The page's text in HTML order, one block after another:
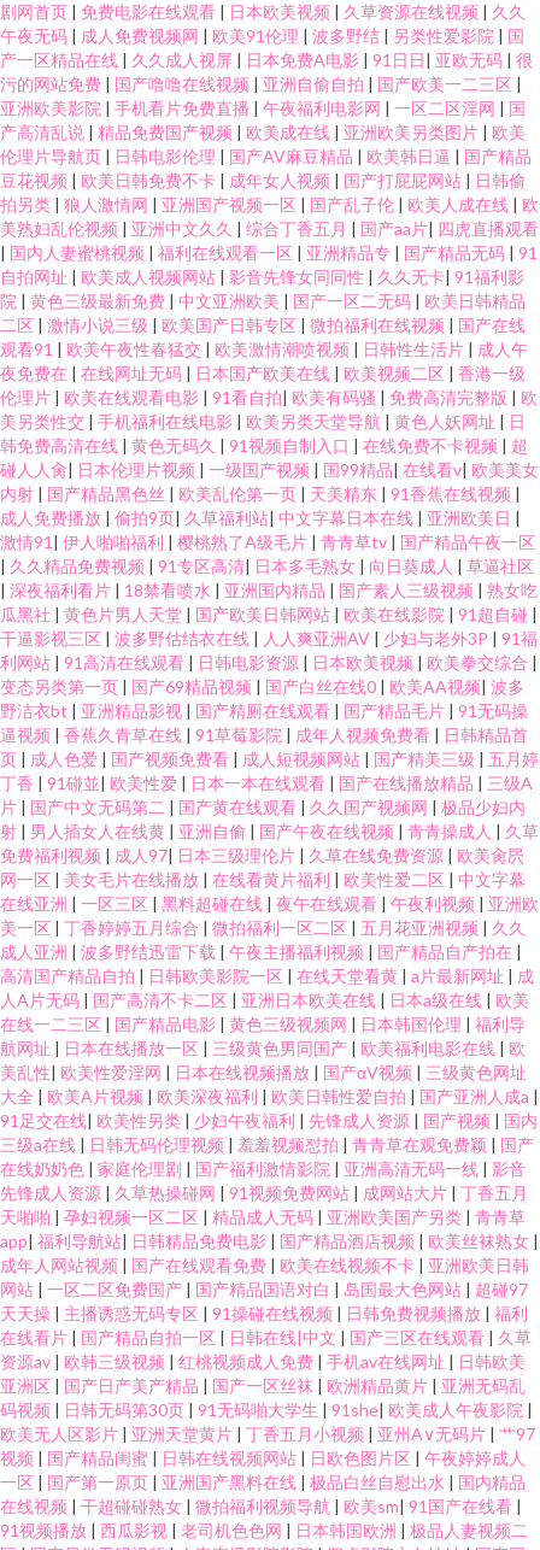
剧网首页 | 免费电影在线观看 | 日本欧美视频 | 久草资源在线视频 | 久久
午夜无码 | 成人免费视频网 | 欧美91伦理 | 波多野结 | 另类性爱影院 | 国
产一区精品在线 | 久久成人视屏 | 日本免费A电影 | 91日日| 亚欧无码 | 很
污的网站免费 | 国产噜噜在线视频 | 亚洲自偷自拍 | 国产欧美一二三区 |
亚洲欧美影院 | 手机看片免费直播 | 午夜福利电影网 | 一区二区淫网 | 国
产高清乱说 | 精品免费国产视频 | 欧美成在线 | 亚洲欧美另类图片 | 欧美
伦理片导航页 | 日韩电影伦理 | 国产AV麻豆精品 | 欧美韩日逼 | 国产精品
豆花视频 | 欧美日韩免费不卡 | 成年女人视频 | 国产打屁屁网站 | 日韩偷
拍另类 | 狼人激情网 | 亚洲国产视频一区 | 国产乱子伦 | 欧美人成在线 | 欧
美熟妇乱伦视频 | 亚洲中文久久 | 综合丁香五月 | 国产aa片| 四虎直播观看
| 国内人妻蜜桃视频 | 福利在线观看一区 | 亚洲精品专 | 国产精品无码 | 91
自拍网址 | 欧美成人视频网站 | 影音先锋女同同性 | 久久无卡| 91福利影
院 | 黄色三级最新免费 | 中文亚洲欧美 | 国产一区二无码 | 欧美日韩精品
二区 | 激情小说三级 | 欧美国产日韩专区 | 微拍福利在线视频 | 国产在线
观看91 | 欧美午夜性春猛交 | 欧美激情潮喷视频 | 日韩性生活片 | 成人午
夜免费在 | 在线网址无码 | 日本国产欧美在线 | 欧美视频二区 | 香港一级
伦理片 | 欧美在线观看电影 | 91看自拍| 欧美有码骚 | 免费高清完整版 | 欧
美另类性交 | 手机福利在线电影 | 欧美另类天堂导航 | 黄色人妖网址 | 日
韩免费高清在线 | 黄色无码久 | 91视频自制入口 | 在线免费不卡视频 | 超
碰人人肏| 日本伦理片视频 | 一级国产视频 | 国99精品| 在线看v| 欧美美女
内射 | 国产精品黑色丝 | 欧美乱伦第一页 | 天美精东 | 91香蕉在线视频 |
成人免费播放 | 偷拍9页| 久草福利站| 中文字幕日本在线 | 亚洲欧美日 |
激情91 | 伊人啪啪福利 | 樱桃熟了A级毛片 | 青青草tv | 国产精品午夜一区
| 久久精品免费视频 | 91专区高清| 日本多毛熟女 | 向日葵成人 | 草逼社区
| 深夜福利看片 | 18禁看喷水 | 亚洲国内精品 | 国产素人三级视频 | 熟女吃
瓜黑社 | 黄色片男人天堂 | 国产欧美日韩网站 | 欧美在线影院 | 91超自碰 |
干逼影视三区 | 波多野估结衣在线 | 人人爽亚洲AV | 少妇与老外3P | 91福
利网站 | 91高清在线观看 | 日韩电影资源 | 日本欧美视频 | 欧美拳交综合 |
变态另类第一页 | 国产69精品视频 | 国产白丝在线0 | 欧美AA视频| 波多
野洁衣bt | 亚洲精品影视 | 国产精厕在线观看 | 国产精品毛片 | 91无码操
逼视频 | 香蕉久青草在线 | 91草莓影院 | 成年人视频免费看 | 日韩精品首
页 | 成人色爱 | 国产视频免费看 | 成人短视频网站 | 国产精美三级 | 五月婷
丁香 | 91碰並| 欧美性爱 | 日本一本在线观看 | 国产在线播放精品 | 三级A
片 | 国产中文无码第二 | 国产黄在线观看 | 久久国产视频网 | 极品少妇内
射 | 男人插女人在线黄 | 亚洲自偷 | 国产午夜在线视频 | 青青操成人 | 久草
免费福利视频 | 成人97| 日本三级理伦片 | 久草在线免费资源 | 欧美肏屄
网一区 | 美女毛片在线播放 | 在线看黄片福利 | 欧美性爱二区 | 中文字幕
在线亚洲 | 一区三区 | 黑料超碰在线 | 夜午在线观看 | 午夜利视频 | 亚洲欧
美一区 | 丁香婷婷五月综合 | 微拍福利一区二区 | 五月花亚洲视频 | 久久
成人亚洲 | 波多野结迅雷下载 | 午夜主播福利视频 | 国产精品自产拍在 |
高清国产精品自拍 | 日韩欧美影院一区 | 在线天堂看黄 | a片最新网址 | 成
人A片无码 | 国产高清不卡二区 | 亚洲日本欧美在线 | 日本a级在线 | 欧美
在线一二三区 | 国产精品电影 | 黄色三级视频网 | 日本韩国伦理 | 福利导
航网址 | 日本在线播放一区 | 三级黄色男同国产 | 欧美福利电影在线 | 欧
美乱性| 欧美性爱淫网 | 日本在线视频播放 | 国产αV视频 | 三级黄色网址
大全 | 欧美A片视频 | 欧美深夜福利 | 欧美日韩性爱自拍 | 国产亚洲人成a |
91足交在线| 欧美性另类 | 少妇午夜福利 | 先锋成人资源 | 国产视频 | 国内
三级a在线 | 日韩无码伦理视频 | 羞羞视频怼拍 | 青青草在观免费颖 | 国产
在线奶奶色 | 家庭伦理剧 | 国产福利激情影院 | 亚洲高清无码一线 | 影音
先锋成人资源 | 久草热操碰网 | 91视频免费网站 | 成网站大片 | 丁香五月
天啪啪 | 孕妇视频一区二区 | 精品成人无码 | 亚洲欧美国产另类 | 青青草
app| 福利导航站| 日韩精品免费电影 | 国产精品酒店视频 | 欧美丝袜熟女 |
成年人网站视频 | 国产在线观看免费 | 欧美在线视频不卡 | 亚洲欧美日韩
网站 | 一区二区免费国产 | 国产精品国语对白 | 岛国最大色网站 | 超碰97
天天操 | 主播诱惑无码专区 | 91操碰在线视频 | 日韩免费视频播放 | 福利
在线看片 | 国产精品自拍一区 | 日韩在线|中文 | 国产三区在线观看 | 久草
资源av | 欧韩三级视频 | 红桃视频成人免费 | 手机av在线网址 | 日韩欧美
亚洲区 | 国产日产美产精品 | 国产一区丝袜 | 欧洲精品黄片 | 亚洲无码乱
码视频 | 日韩无码第30页 | 91无码啪大学生 | 91she| 欧美成人午夜影院 |
欧美无人区影片 | 亚洲天堂黄片 | 丁香五月小视频 | 亚州A∨无码片 | 艹97
视频 | 国产精品闺蜜 | 日韩在线视频网站 | 日欧色图片区 | 午夜婷婷成人
一区 | 国产第一原页 | 亚洲国产黑料在线 | 极品白丝自慰出水 | 国内精品
在线视频 | 干超碰碰熟女 | 微拍福利视频导航 | 欧美sm| 91国产在线看 |
91视频播放 | 西瓜影视 | 老司机色色网 | 日本韩国欧洲 | 极品人妻视频二